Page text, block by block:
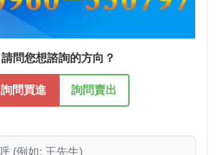
請問您想諮詢的方向？
詢問買進 詢問賣出